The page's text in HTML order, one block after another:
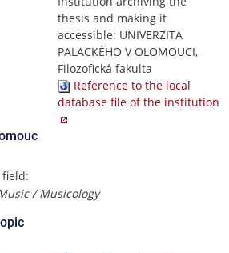
thesis and making it
accessible: UNIVERZITA
PALACKÉHO V OLOMOUCI,
Filozofická fakulta
Reference to the local
database file of the institution
/ Musicology